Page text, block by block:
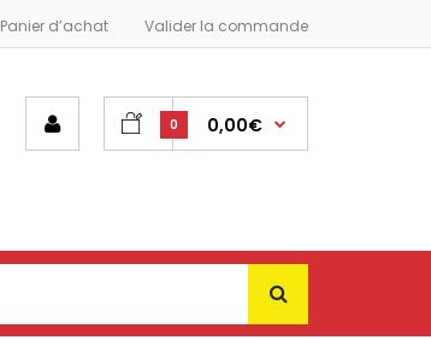
Panier d’achat Valider la commande
0 0,00€